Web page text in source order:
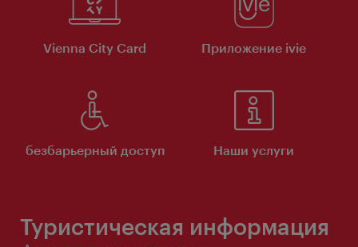
Vienna City Card Приложение ivie
безбарьерный доступ Наши услуги
Туристическая информация